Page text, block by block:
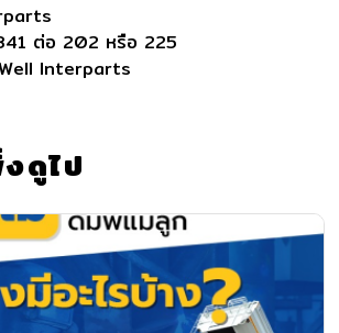
ต่อ 202 หรือ 225
Interparts
ดูไป